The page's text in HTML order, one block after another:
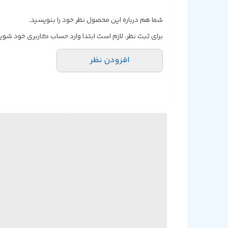
شما هم درباره این محصول نظر خود را بنویسید.
برای ثبت نظر، لازم است ابتدا وارد حساب کاربری خود
افزودن نظر